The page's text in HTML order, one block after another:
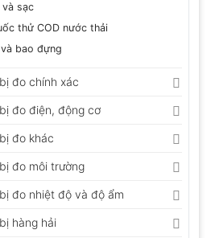
và sạc
thử COD nước thải
bao đựng
đo chính xác
đo điện, động cơ
đo khác
đo môi trường
đo nhiệt độ và độ ẩm
hàng hải